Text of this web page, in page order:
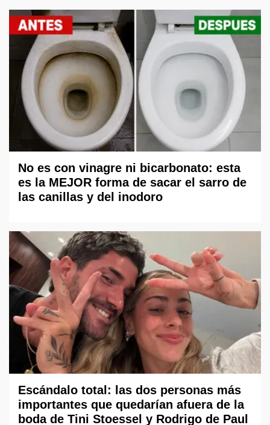
No es con vinagre ni bicarbonato: esta
es la MEJOR forma de sacar el sarro de
las canillas y del inodoro
Escándalo total: las dos personas más
importantes que quedarían afuera de la
boda de Tini Stoessel y Rodrigo de Paul